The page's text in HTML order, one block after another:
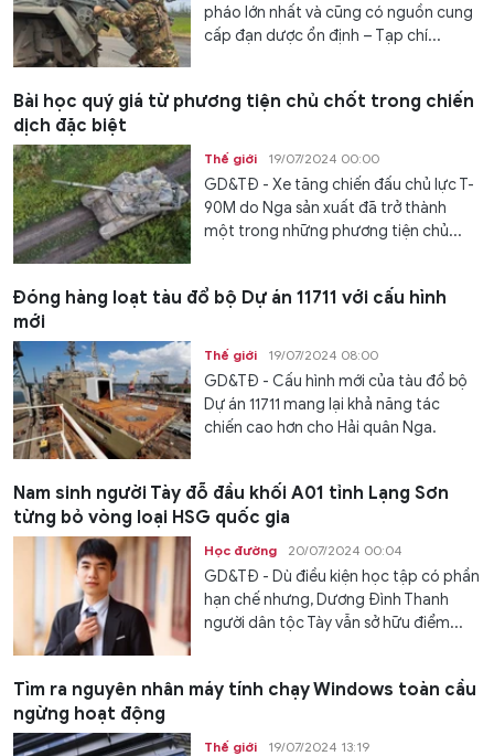
pháo lớn nhất và cũng có nguồn cung
cấp đạn dược ổn định – Tạp chí...
Bài học quý giá từ phương tiện chủ chốt trong chiến
dịch đặc biệt
Thế giới 19/07/2024 00:00
GD&TĐ - Xe tăng chiến đấu chủ lực T-
90M do Nga sản xuất đã trở thành
một trong những phương tiện chủ...
Đóng hàng loạt tàu đổ bộ Dự án 11711 với cấu hình
mới
Thế giới 19/07/2024 08:00
GD&TĐ - Cấu hình mới của tàu đổ bộ
Dự án 11711 mang lại khả năng tác
chiến cao hơn cho Hải quân Nga.
Nam sinh người Tày đỗ đầu khối A01 tỉnh Lạng Sơn
từng bỏ vòng loại HSG quốc gia
Học đường 20/07/2024 00:04
GD&TĐ - Dù điều kiện học tập có phần
hạn chế nhưng, Dương Đình Thanh
người dân tộc Tày vẫn sở hữu điểm...
Tìm ra nguyên nhân máy tính chạy Windows toàn cầu
ngừng hoạt động
Thế giới 19/07/2024 13:19